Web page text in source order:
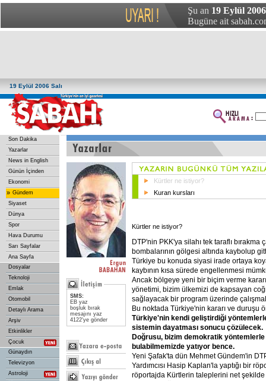
Şu an 19 Eylül 2006
Bugüne ait
19 Eylül 2006 Salı
Son Dakika
Yazarlar
News in English
Günün İçinden
Ekonomi
» Gündem
Siyaset
Dünya
Spor
Hava Durumu
Sarı Sayfalar
Ana Sayfa
Dosyalar
Teknoloji
Emlak
Otomobil
Detaylı Arama
Arşiv
Etkinlikler
Çocuk
Günaydın
Televizyon
Astroloji
SMS:
EB yaz
boşluk bırak
mesajını yaz
4122'ye gönder
Kürtler ne istiyor?
Kuran kursları
Kürtler ne istiyor?
DTP'nin PKK'ya silahı tek taraflı bırakma
bombalarının gölgesi altında kaybolup
Türkiye bu konuda siyasi irade ortaya
kaybının kısa sürede engellenmesi
Ancak bölgeye yeni bir biçim verme
yönetimi, bizim ülkemizi de kapsayan
sağlayacak bir program üzerinde
Bu noktada Türkiye'nin kararı ve duruşu
Türkiye'nin kendi geliştirdiği
sistemin dayatması sonucu çözülecek.
Doğrusu, bizim demokratik yöntemlerle
bulabilmemizde yatıyor bence.
Yeni Şafak'ta dün Mehmet Gündem'in
Yardımcısı Hasip Kaplan'la yaptığı bir
röportajda Kürtlerin taleplerini net şekilde